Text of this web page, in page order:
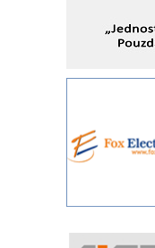
Alba
metrologiji
rešenjima
IBeRTIM